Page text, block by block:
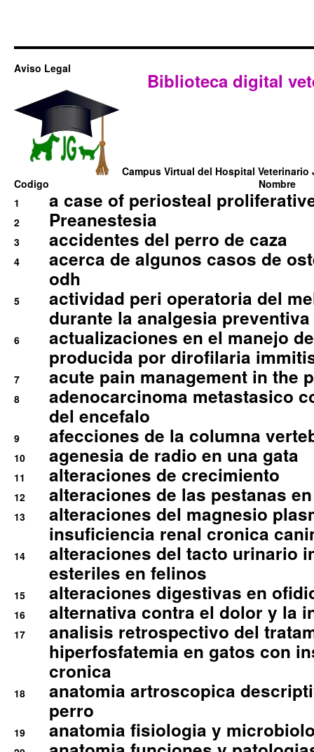
Aviso Legal
Biblioteca digital
Campus Virtual del Hospital Veterinario
Codigo
Nombre
1
a case of periosteal
2 Preanestesia
3 accidentes del perro de caza
4
acerca de algunos casos de
odh
5
actividad peri operatoria del
durante la analgesia
6
actualizaciones en el manejo
producida por dirofilaria
7 acute pain management in the
8
adenocarcinoma metastasico
del encefalo
9 afecciones de la columna
10 agenesia de radio en una gata
11 alteraciones de crecimiento
12 alteraciones de las pestanas
13
alteraciones del magnesio
insuficiencia renal cronica
14
alteraciones del tacto urinario
esteriles en felinos
15 alteraciones digestivas en
16 alternativa contra el dolor y la
17
analisis retrospectivo del
hiperfosfatemia en gatos con
cronica
18
anatomia artroscopica
perro
19 anatomia fisiologia y